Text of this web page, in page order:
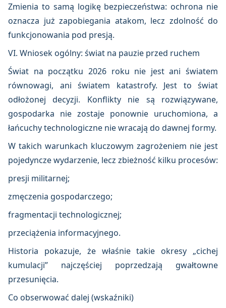
Zmienia to samą logikę bezpieczeństwa: ochrona nie
oznacza już zapobiegania atakom, lecz zdolność do
funkcjonowania pod presją.
VI. Wniosek ogólny: świat na pauzie przed ruchem
Świat na początku 2026 roku nie jest ani światem
równowagi, ani światem katastrofy. Jest to świat
odłożonej decyzji. Konflikty nie są rozwiązywane,
gospodarka nie zostaje ponownie uruchomiona, a
łańcuchy technologiczne nie wracają do dawnej formy.
W takich warunkach kluczowym zagrożeniem nie jest
pojedyncze wydarzenie, lecz zbieżność kilku procesów:
presji militarnej;
zmęczenia gospodarczego;
fragmentacji technologicznej;
przeciążenia informacyjnego.
Historia pokazuje, że właśnie takie okresy „cichej
kumulacji” najczęściej poprzedzają gwałtowne
przesunięcia.
Co obserwować dalej (wskaźniki)